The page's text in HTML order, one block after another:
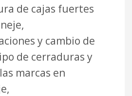
de cajas fuertes
y cambio de
de cerraduras y
marcas en